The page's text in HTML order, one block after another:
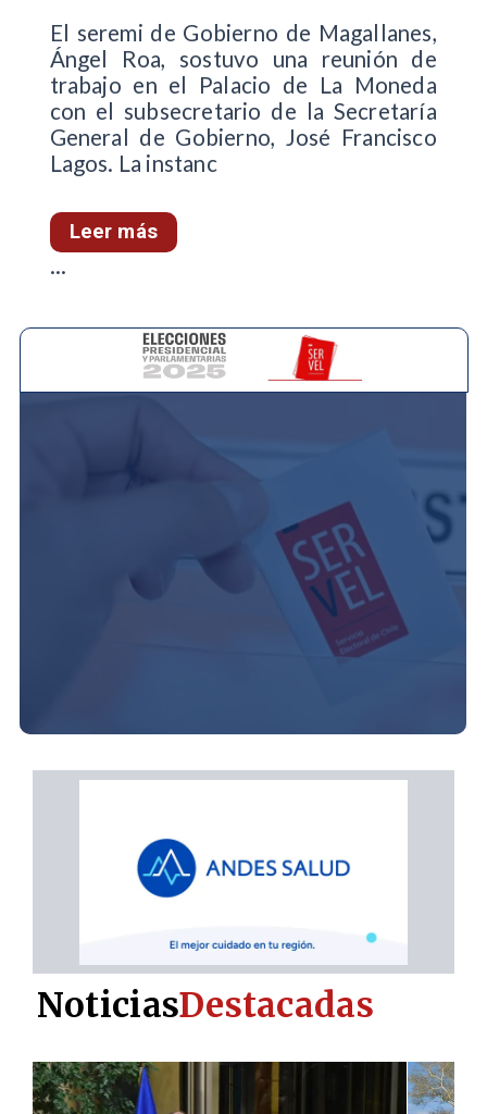
El seremi de Gobierno de Magallanes,
Ángel Roa, sostuvo una reunión de
trabajo en el Palacio de La Moneda
con el subsecretario de la Secretaría
General de Gobierno, José Francisco
Lagos. La instanc
Leer más
...
NoticiasDestacadas